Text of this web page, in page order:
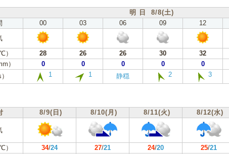
明 日 8/8(土)
00 03 06 09 12
28 26 26 30 32
）
0 0 0 0 0
1 1 静穏 2 3
8/9(日) 8/10(月) 8/11(火) 8/12(水)
34/24 27/21 24/20 25/21